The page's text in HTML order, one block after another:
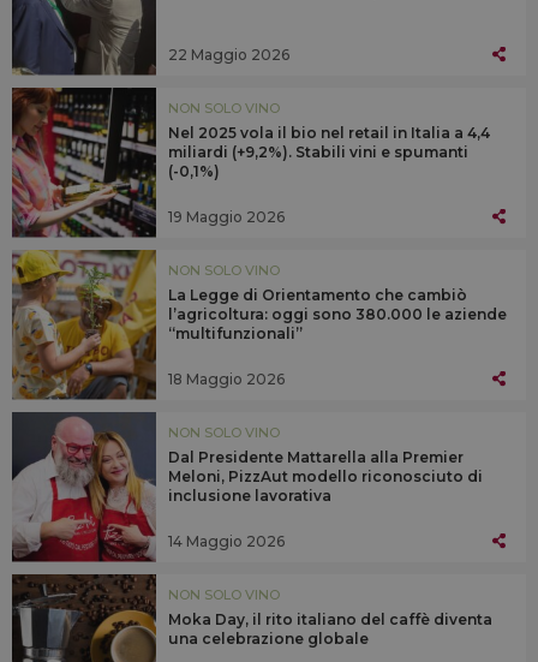
22 Maggio 2026
NON SOLO VINO
Nel 2025 vola il bio nel retail in Italia a 4,4
miliardi (+9,2%). Stabili vini e spumanti
(-0,1%)
19 Maggio 2026
NON SOLO VINO
La Legge di Orientamento che cambiò
l’agricoltura: oggi sono 380.000 le aziende
“multifunzionali”
18 Maggio 2026
NON SOLO VINO
Dal Presidente Mattarella alla Premier
Meloni, PizzAut modello riconosciuto di
inclusione lavorativa
14 Maggio 2026
NON SOLO VINO
Moka Day, il rito italiano del caffè diventa
una celebrazione globale